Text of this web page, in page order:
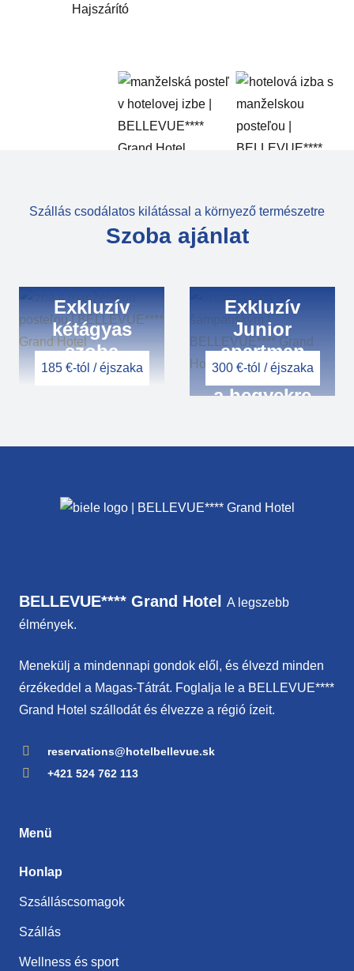
Hajszárító
Szállás csodálatos kilátással a környező természetre
Szoba ajánlat
Exkluzív
kétágyas
szoba
185 €-tól / éjszaka
Exkluzív
Junior
apartman
kilátással
a hegyekre
300 €-tól / éjszaka
BELLEVUE**** Grand Hotel A legszebb
élmények.
Menekülj a mindennapi gondok elől, és élvezd minden
érzékeddel a Magas-Tátrát. Foglalja le a BELLEVUE****
Grand Hotel szállodát és élvezze a régió ízeit.
reservations@hotelbellevue.sk
+421 524 762 113
Menü
Honlap
Szsálláscsomagok
Szállás
Wellness és sport